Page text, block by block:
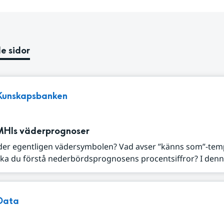
sidor
väderprognoser
egentligen vädersymbolen? Vad avser ”känns som”-
du förstå nederbördsprognosens procentsiffror? I